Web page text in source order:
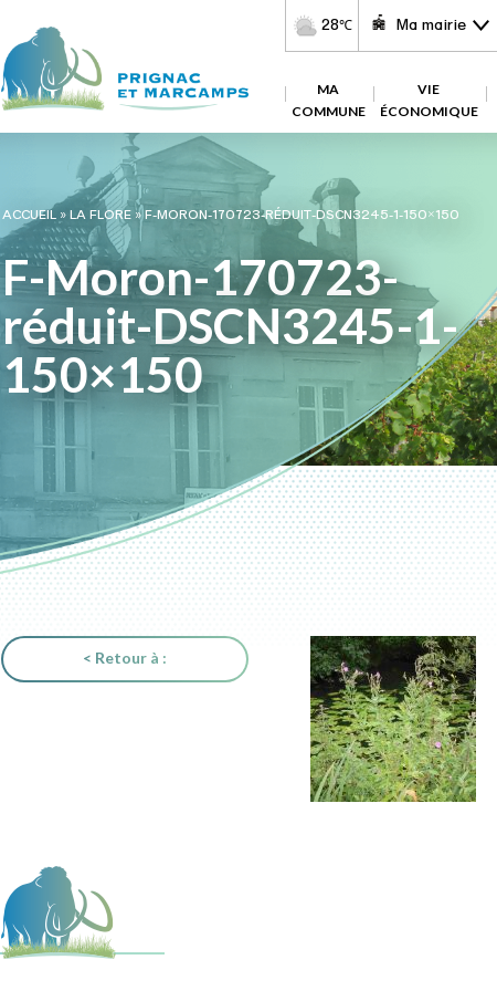
28℃ Ma mairie
MA
COMMUNE
VIE
ÉCONOMIQUE
ACCUEIL»LA FLORE»F-MORON-170723-RÉDUIT-DSCN3245-1-150×150
F-Moron-170723-
réduit-DSCN3245-1-
150×150
< Retour à :